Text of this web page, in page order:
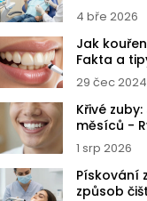
4 bře 2026
Jak
Fakta a
29 čec 2024
Křivé
měsíců -
1 srp 2026
Pískování
způsob